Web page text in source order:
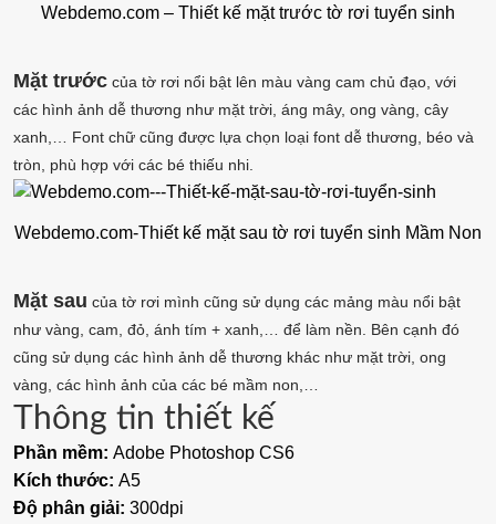
Webdemo.com – Thiết kế mặt trước tờ rơi tuyển sinh
Mặt trước của tờ rơi nổi bật lên màu vàng cam chủ đạo, với
các hình ảnh dễ thương như mặt trời, áng mây, ong vàng, cây
xanh,… Font chữ cũng được lựa chọn loại font dễ thương, béo và
tròn, phù hợp với các bé thiếu nhi.
Webdemo.com-Thiết kế mặt sau tờ rơi tuyển sinh Mầm Non
Mặt sau của tờ rơi mình cũng sử dụng các mảng màu nổi bật
như vàng, cam, đỏ, ánh tím + xanh,… để làm nền. Bên cạnh đó
cũng sử dụng các hình ảnh dễ thương khác như mặt trời, ong
vàng, các hình ảnh của các bé mầm non,…
Thông tin thiết kế
Phần mềm: Adobe Photoshop CS6
Kích thước: A5
Độ phân giải: 300dpi